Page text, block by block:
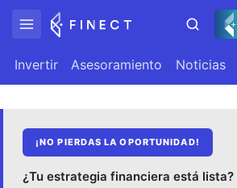
Invertir Asesoramiento Noticias
¡NO PIERDAS LA OPORTUNIDAD!
¿Tu estrategia financiera está lista?